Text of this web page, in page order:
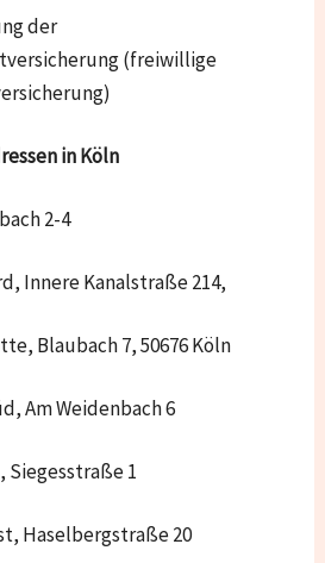
der
(freiwillige
in Köln
2-4
Innere Kanalstraße 214,
Blaubach 7, 50676 Köln
Am Weidenbach 6
Siegesstraße 1
Haselbergstraße 20